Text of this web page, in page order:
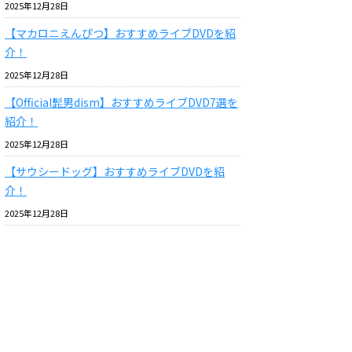
2025年12月28日
【マカロニえんぴつ】おすすめライブDVDを紹
介！
2025年12月28日
【Official髭男dism】おすすめライブDVD7選を
紹介！
2025年12月28日
【サウシードッグ】おすすめライブDVDを紹
介！
2025年12月28日